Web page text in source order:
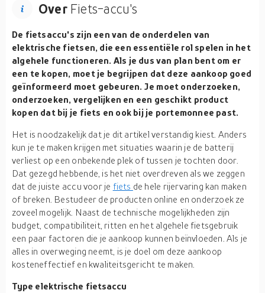
OverFiets-accu's
De fietsaccu's zijn een van de onderdelen van
elektrische fietsen, die een essentiële rol spelen in het
algehele functioneren. Als je dus van plan bent om er
een te kopen, moet je begrijpen dat deze aankoop goed
geïnformeerd moet gebeuren. Je moet onderzoeken,
onderzoeken, vergelijken en een geschikt product
kopen dat bij je fiets en ook bij je portemonnee past.
Het is noodzakelijk dat je dit artikel verstandig kiest. Anders
kun je te maken krijgen met situaties waarin je de batterij
verliest op een onbekende plek of tussen je tochten door.
Dat gezegd hebbende, is het niet overdreven als we zeggen
dat de juiste accu voor je fiets de hele rijervaring kan maken
of breken. Bestudeer de producten online en onderzoek ze
zoveel mogelijk. Naast de technische mogelijkheden zijn
budget, compatibiliteit, ritten en het algehele fietsgebruik
een paar factoren die je aankoop kunnen beïnvloeden. Als je
alles in overweging neemt, is je doel om deze aankoop
kosteneffectief en kwaliteitsgericht te maken.
Type elektrische fietsaccu